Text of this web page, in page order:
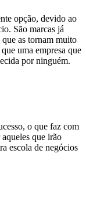
opção, devido ao
São marcas já
que as tornam muito
uma empresa que
por ninguém.
o que faz com
que irão
escola de negócios